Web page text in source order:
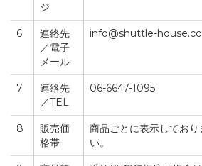
ジ
6
連絡先
／電子
メール
info@shuttle-
7
連絡先
／TEL
06-6647-1095
8
販売価
格帯
商品ごとに表示してお
い。